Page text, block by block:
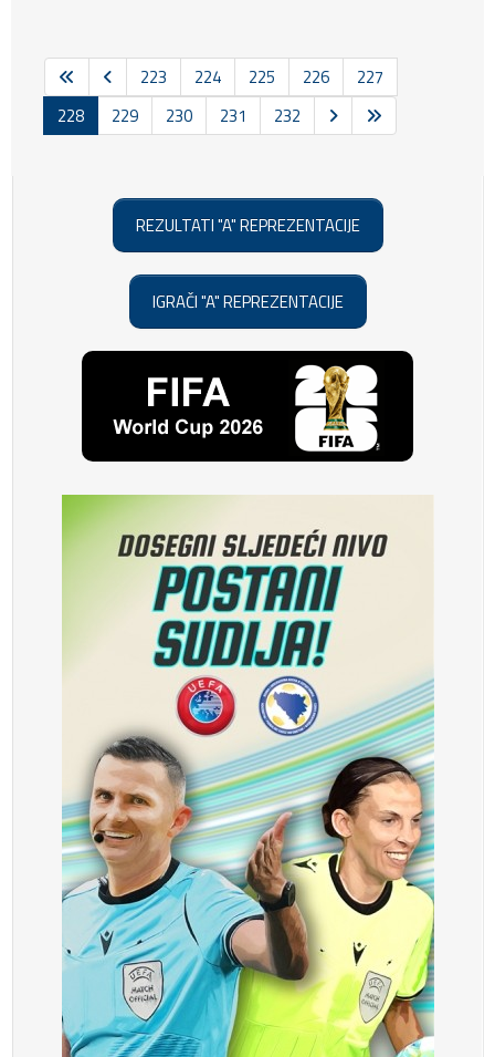
223 224 225 226
227
228
229 230 231 232
REZULTATI "A" REPREZENTACIJE
IGRAČI "A" REPREZENTACIJE